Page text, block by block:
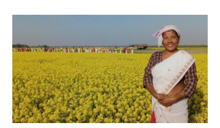
দৃষ্টিহেৰুৱা পিতৃৰ সতে ন বছৰীয়া চুমনৰ কৰুণ কাহিনী